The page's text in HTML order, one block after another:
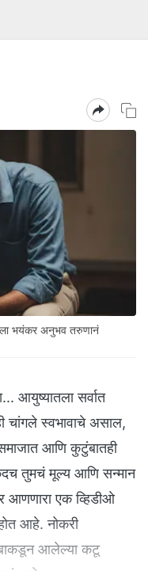
भयंकर अनुभव तरुणानं
आयुष्यातला सर्वात
चांगले स्वभावाचे असाल,
आणि कुटुंबातही
तुमचं मूल्य आणि सन्मान
आणणारा एक व्हिडीओ
आहे. नोकरी
आलेल्या कटू